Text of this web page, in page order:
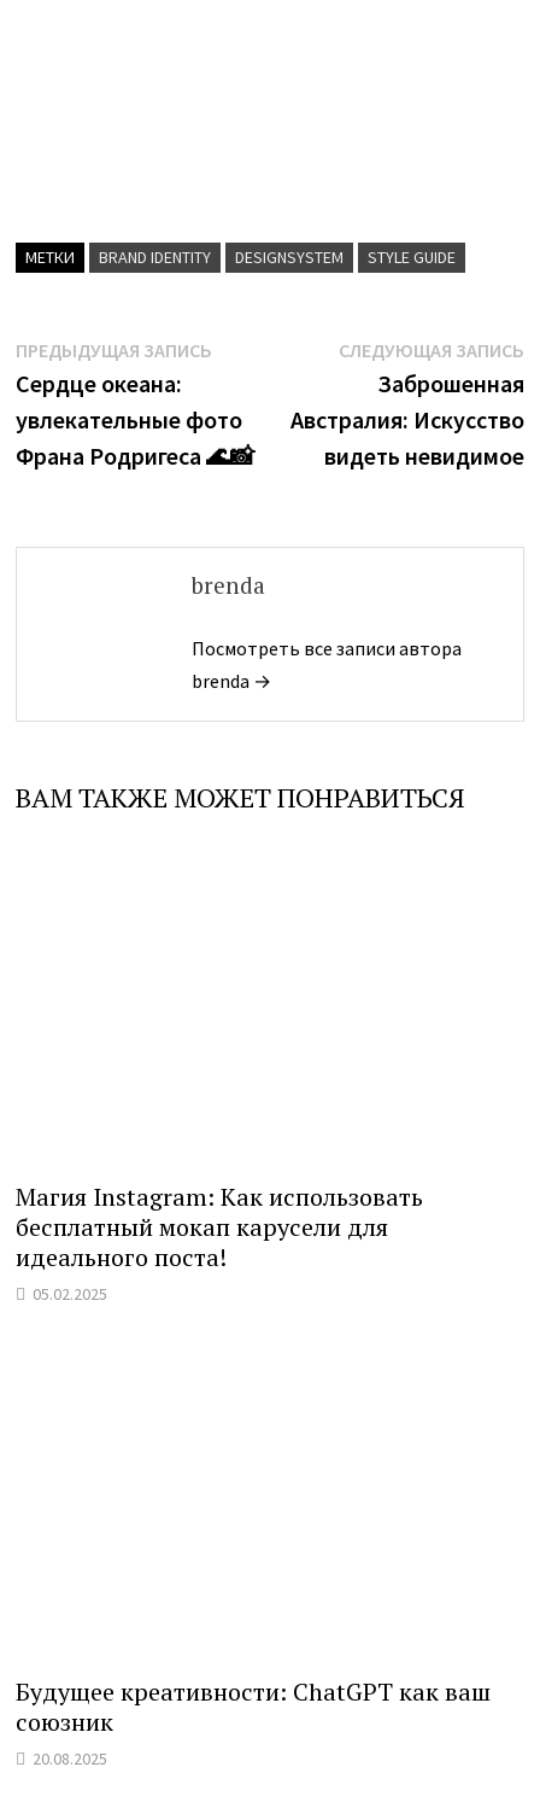
МЕТКИ BRAND IDENTITY DESIGNSYSTEM STYLE GUIDE
Навигация
по
записям
ПРЕДЫДУЩАЯ ЗАПИСЬ
Сердце океана:
увлекательные фото
Франа Родригеса 🌊📸
СЛЕДУЮЩАЯ ЗАПИСЬ
Заброшенная
Австралия: Искусство
видеть невидимое
brenda
Посмотреть все записи автора
brenda →
ВАМ ТАКЖЕ МОЖЕТ ПОНРАВИТЬСЯ
Магия Instagram: Как использовать
бесплатный мокап карусели для
идеального поста!
05.02.2025
Будущее креативности: ChatGPT как ваш
союзник
20.08.2025